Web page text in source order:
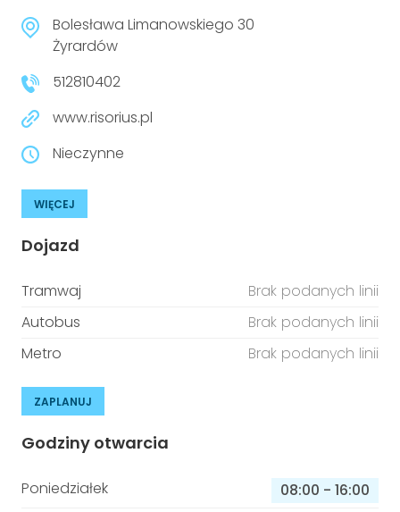
Bolesława Limanowskiego 30
Żyrardów
512810402
www.risorius.pl
Nieczynne
WIĘCEJ
Dojazd
Tramwaj
Brak podanych linii
Autobus
Brak podanych linii
Metro
Brak podanych linii
ZAPLANUJ
Godziny otwarcia
Poniedziałek 08:00 - 16:00